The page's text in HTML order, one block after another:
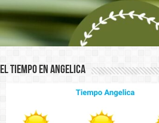
El Tiempo en Angelica